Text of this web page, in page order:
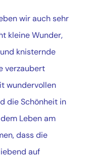
wir auch sehr
kleine Wunder,
knisternde
verzaubert
wundervollen
die Schönheit in
Leben am
dass die
auf